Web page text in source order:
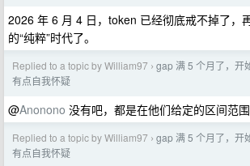
2026 年 6 月 4 日，token 已经彻底戒不掉了，
的“纯粹”时代了。
Replied to a topic by William97 › gap 满 5 个月了，开
有点自我怀疑
@Anonono 没有吧，都是在他们给定的区间范
Replied to a topic by William97 › gap 满 5 个月了，开
有点自我怀疑